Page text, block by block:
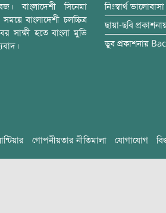
বাংলাদেশী সিনেমা
বাংলাদেশী চলচ্চিত্র
সাক্ষী হতে বাংলা মুভি
নিঃস্বার্থ ভালোবাসা
ছায়া-ছবি
ডুব প্রকাশনায়
গোপনীয়তার নীতিমালা যোগাযোগ